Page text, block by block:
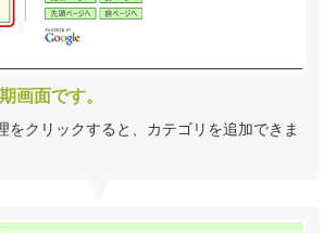
画面です。
をクリックすると、カテゴリを追加できま